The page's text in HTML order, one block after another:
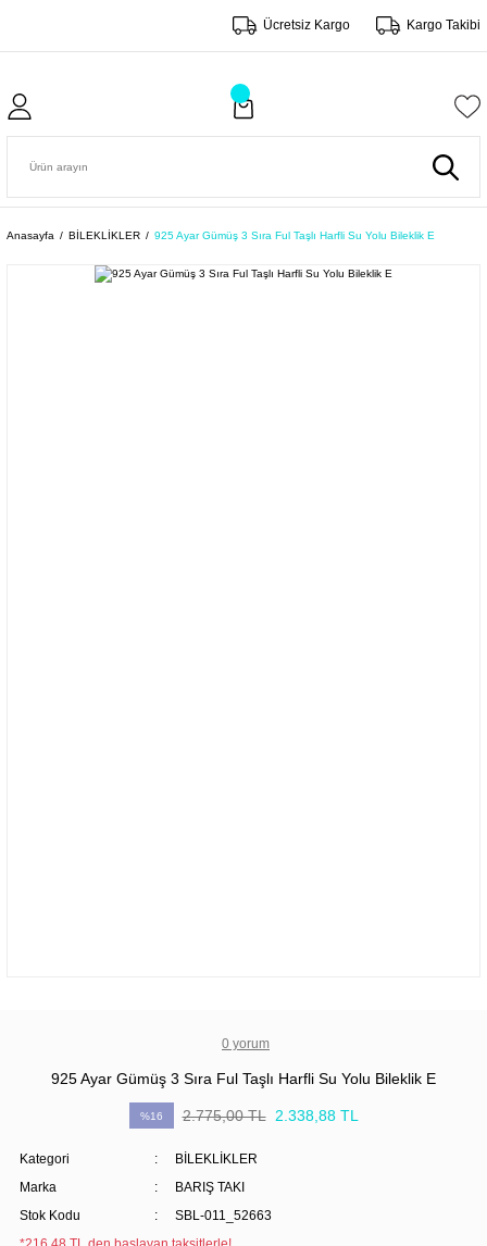
Ücretsiz Kargo Kargo Takibi
Anasayfa BİLEKLİKLER 925 Ayar Gümüş 3 Sıra Ful Taşlı Harfli Su Yolu Bileklik E
0 yorum
925 Ayar Gümüş 3 Sıra Ful Taşlı Harfli Su Yolu Bileklik E
%16 2.775,00 TL 2.338,88 TL
Kategori
BİLEKLİKLER
Marka
BARIŞ TAKI
Stok Kodu
SBL-011_52663